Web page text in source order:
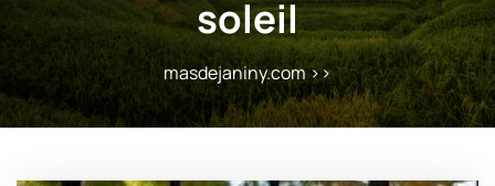
soleil
masdejaniny.com>>